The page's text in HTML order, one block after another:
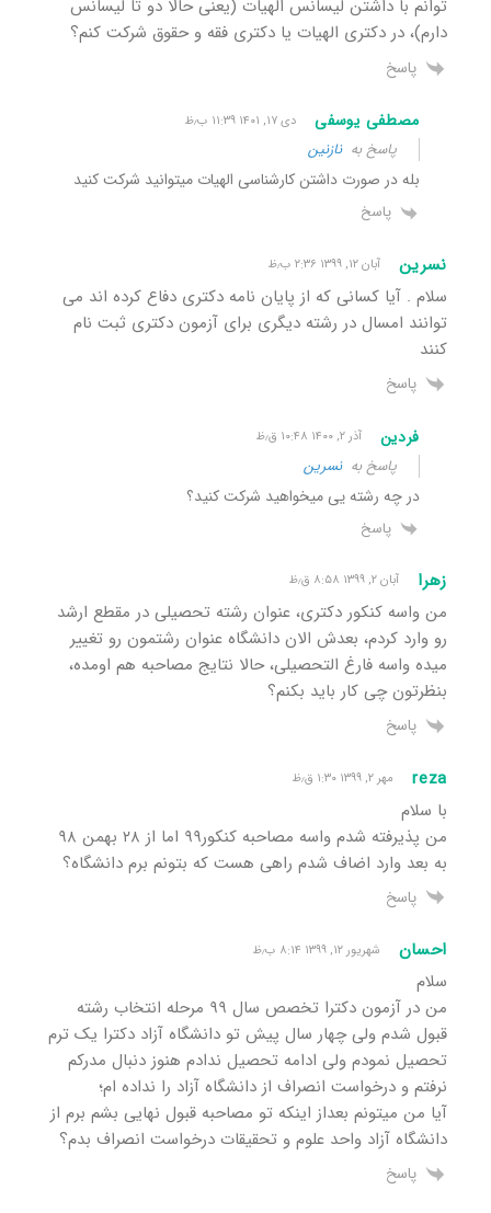
توانم با داشتن لیسانس الهیات (یعنی حالا دو تا لیسانس
دارم)، در دکتری الهیات یا دکتری فقه و حقوق شرکت کنم؟
پاسخ
مصطفی یوسفی دی ۱۷, ۱۴۰۱ ۱۱:۳۹ ب٫ظ
پاسخ بهنازنین
بله در صورت داشتن کارشناسی الهیات میتوانید شرکت کنید
پاسخ
نسرین آبان ۱۲, ۱۳۹۹ ۲:۳۶ ب٫ظ
سلام . آیا کسانی که از پایان نامه دکتری دفاع کرده اند می
توانند امسال در رشته دیگری برای آزمون دکتری ثبت نام
کنند
پاسخ
فردین آذر ۲, ۱۴۰۰ ۱۰:۴۸ ق٫ظ
پاسخ بهنسرین
در چه رشته یی میخواهید شرکت کنید؟
پاسخ
زهرا آبان ۲, ۱۳۹۹ ۸:۵۸ ق٫ظ
من واسه کنکور دکتری، عنوان رشته تحصیلی در مقطع ارشد
رو وارد کردم، بعدش الان دانشگاه عنوان رشتمون رو تغییر
میده واسه فارغ التحصیلی، حالا نتایج مصاحبه هم اومده،
بنظرتون چی کار باید بکنم؟
پاسخ
reza مهر ۲, ۱۳۹۹ ۱:۳۰ ق٫ظ
با سلام
من پذیرفته شدم واسه مصاحبه کنکور۹۹ اما از ۲۸ بهمن ۹۸
به بعد وارد اضاف شدم راهی هست که بتونم برم دانشگاه؟
پاسخ
احسان شهریور ۱۲, ۱۳۹۹ ۸:۱۴ ب٫ظ
سلام
من در آزمون دکترا تخصص سال ۹۹ مرحله انتخاب رشته
قبول شدم ولی چهار سال پیش تو دانشگاه آزاد دکترا یک ترم
تحصیل نمودم ولی ادامه تحصیل ندادم هنوز دنبال مدرکم
نرفتم و درخواست انصراف از دانشگاه آزاد را نداده ام؛
آیا من میتونم بعداز اینکه تو مصاحبه قبول نهایی بشم برم از
دانشگاه آزاد واحد علوم و تحقیقات درخواست انصراف بدم؟
پاسخ